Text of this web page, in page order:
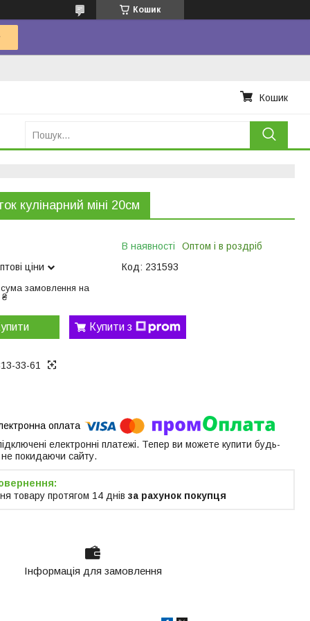
Кошик
Кошик
кулінарний міні 20см
ціни
замовлення на
₴
В наявності
Оптом і в роздріб
Код: 231593
Купити з
33-61
електронні платежі. Тепер ви можете купити будь-
покидаючи сайту.
товару протягом 14 днів за рахунок покупця
Інформація для замовлення